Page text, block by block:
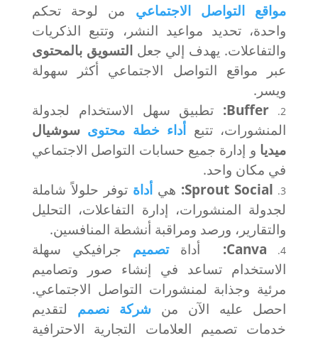
مواقع التواصل الاجتماعي من لوحة تحكم
واحدة، تحديد مواعيد النشر، وتتبع الذكريات
والتفاعلات. يهدف إلي جعلالتسويق بالمحتوى
عبر مواقع التواصل الاجتماعي أكثر سهولة
ويسر.
Buffer:
تطبيق سهل الاستخدام لجدولة
المنشورات، تتبع أداء خطة محتوى سوشيال
ميديا و إدارة جميع حسابات التواصل الاجتماعي
في مكان واحد.
Sprout Social: هيأداة توفر حلولاً شاملة
لجدولة المنشورات، إدارة التفاعلات، التحليل
والتقارير، ورصد ومراقبة أنشطة المنافسين.
Canva:
أداةتصميم جرافيكي سهلة
الاستخدام تساعد في إنشاء صور وتصاميم
مرئية وجذابة لمنشورات التواصل الاجتماعي.
احصل عليه الآن من شركة نصمم
لتقديم
خدمات تصميم العلامات التجارية الاحترافية